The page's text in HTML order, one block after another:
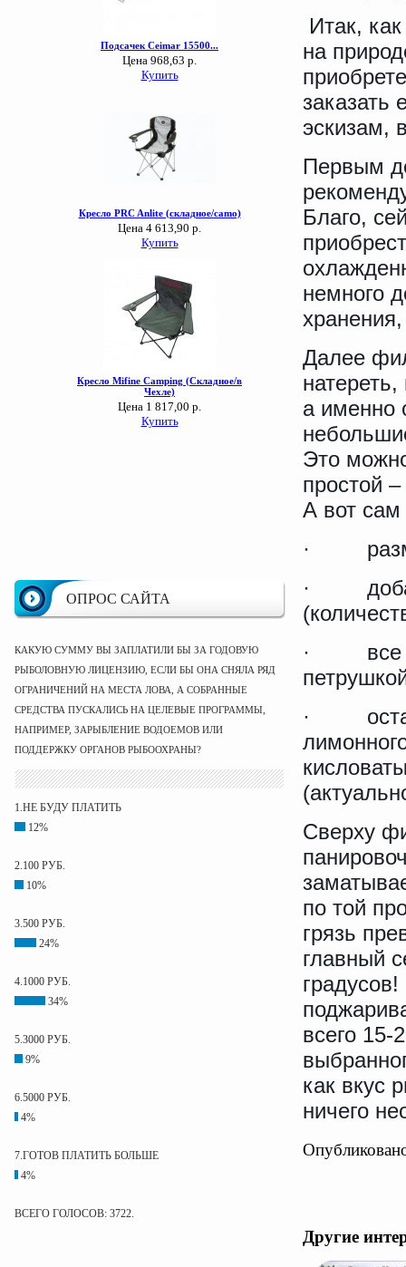
ОПРОС САЙТА
КАКУЮ СУММУ ВЫ ЗАПЛАТИЛИ БЫ ЗА ГОДОВУЮ
РЫБОЛОВНУЮ ЛИЦЕНЗИЮ, ЕСЛИ БЫ ОНА СНЯЛА РЯД
ОГРАНИЧЕНИЙ НА МЕСТА ЛОВА, А СОБРАННЫЕ
СРЕДСТВА ПУСКАЛИСЬ НА ЦЕЛЕВЫЕ ПРОГРАММЫ,
НАПРИМЕР, ЗАРЫБЛЕНИЕ ВОДОЕМОВ ИЛИ
ПОДДЕРЖКУ ОРГАНОВ РЫБООХРАНЫ?
1.НЕ БУДУ ПЛАТИТЬ
12%
2.100 РУБ.
10%
3.500 РУБ.
24%
4.1000 РУБ.
34%
5.3000 РУБ.
9%
6.5000 РУБ.
4%
7.ГОТОВ ПЛАТИТЬ БОЛЬШЕ
4%
ВСЕГО ГОЛОСОВ: 3722.
Итак,
на
заказать
эскизам,
Первым
Благо,
немного
хранения,
Далее
а именно
Это
простой
А вот сам
·
·
·
·
Сверху
по той
грязь
главный
всего 15-
как вкус
ничего
Другие